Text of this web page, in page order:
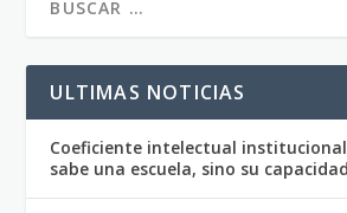
ULTIMAS NOTICIAS
Coeficiente intelectual
sabe una escuela, sino su